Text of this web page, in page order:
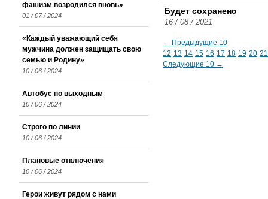
Будет сохранено
16 / 08 / 2021
← Предыдущие 10
12 13 14 15 16 17 18 19 20 21
Следующие 10 →
фашизм возродился вновь»
01 / 07 / 2024
«Каждый уважающий себя
мужчина должен защищать свою
семью и Родину»
10 / 06 / 2024
Автобус по выходным
10 / 06 / 2024
Строго по линии
10 / 06 / 2024
Плановые отключения
10 / 06 / 2024
Герои живут рядом с нами